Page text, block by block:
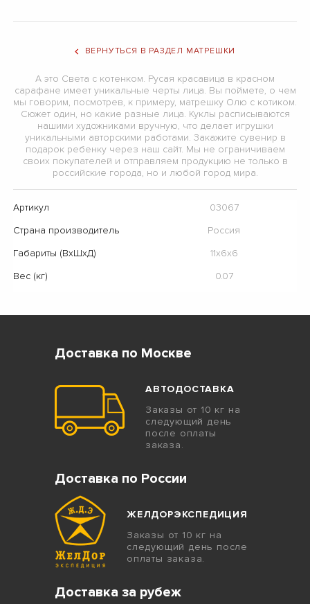
ВЕРНУТЬСЯ В РАЗДЕЛ МАТРЕШКИ
А это Света с котенком. Русая красавица в красном
сарафане имеет уникальные черты лица. Вы поймете, о чем
мы говорим, посмотрев, к примеру, матрешку Олю с котиком.
Сюжет один, но какие разные лица. Куклы расписываются
нашими художниками вручную, что делает игрушки
уникальными авторскими работами. Закажите сувенир в
подарок ребенку через наш сайт. Мы не ограничиваем
своих покупателей и отправляем продукцию не только в
российские города, но и любой город мира.
Артикул
03067
Страна производитель
Россия
Габариты (ВхШхД)
11х6х6
Вес (кг)
0.07
Доставка по Москве
АВТОДОСТАВКА
Заказы от 10 кг на
следующий день
после оплаты
заказа.
Доставка по России
ЖЕЛДОРЭКСПЕДИЦИЯ
Заказы от 10 кг на
следующий день после
оплаты заказа.
Доставка за рубеж